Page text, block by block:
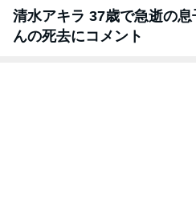
清水アキラ 37歳で急逝の息
んの死去にコメント